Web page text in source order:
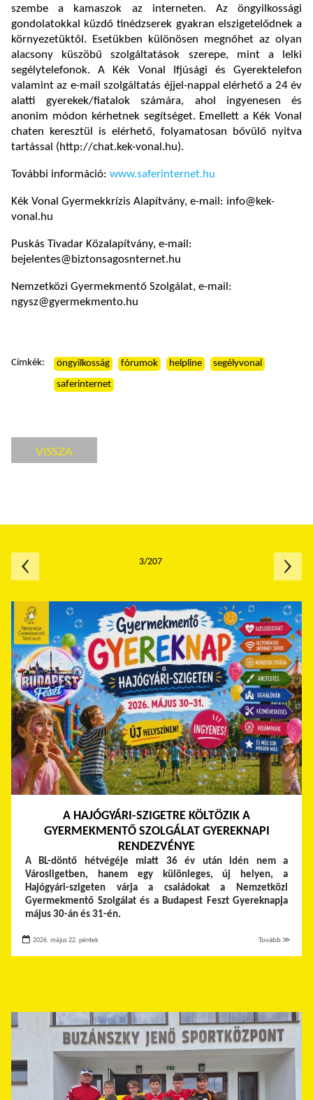
szembe a kamaszok az interneten. Az öngyilkossági
gondolatokkal küzdő tinédzserek gyakran elszigetelődnek a
környezetüktől. Esetükben különösen megnőhet az olyan
alacsony küszöbű szolgáltatások szerepe, mint a lelki
segélytelefonok. A Kék Vonal Ifjúsági és Gyerektelefon
valamint az e-mail szolgáltatás éjjel-nappal elérhető a 24 év
alatti gyerekek/fiatalok számára, ahol ingyenesen és
anonim módon kérhetnek segítséget. Emellett a Kék Vonal
chaten keresztül is elérhető, folyamatosan bővülő nyitva
tartással (http://chat.kek-vonal.hu).
További információ: www.saferinternet.hu
Kék Vonal Gyermekkrízis Alapítvány, e-mail: info@kek-
vonal.hu
Puskás Tivadar Közalapítvány, e-mail:
bejelentes@biztonsagosnternet.hu
Nemzetközi Gyermekmentő Szolgálat, e-mail:
ngysz@gyermekmento.hu
Címkék: öngyilkosság fórumok helpline
segélyvonal
saferinternet
VISSZA
A HAJÓGYÁRI-SZIGETRE KÖLTÖZIK A
GYERMEKMENTŐ SZOLGÁLAT GYEREKNAPI
RENDEZVÉNYE
A BL-döntő hétvégéje miatt 36 év után idén nem a
Városligetben, hanem egy különleges, új helyen, a
Hajógyári-szigeten várja a családokat a Nemzetközi
Gyermekmentő Szolgálat és a Budapest Feszt Gyereknapja
május 30-án és 31-én.
2026. május 22. péntek Tovább ≫
3/207